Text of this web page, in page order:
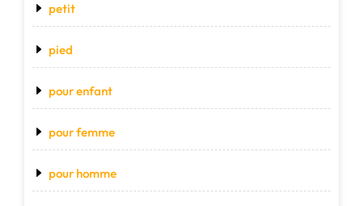
petit
pied
pour enfant
pour femme
pour homme